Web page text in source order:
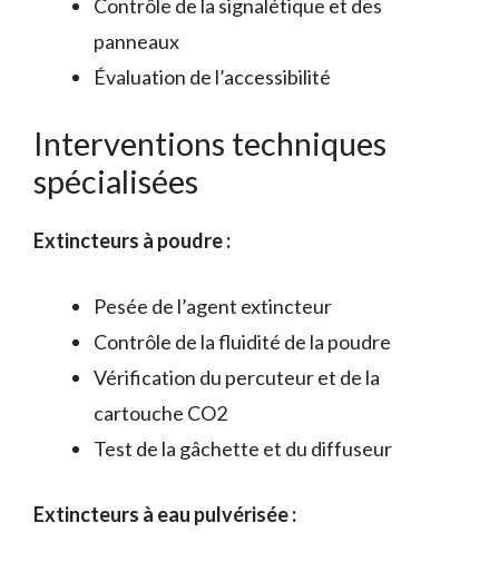
Contrôle de la signalétique et des
panneaux
Évaluation de l’accessibilité
Interventions techniques
spécialisées
Extincteurs à poudre :
Pesée de l’agent extincteur
Contrôle de la fluidité de la poudre
Vérification du percuteur et de la
cartouche CO2
Test de la gâchette et du diffuseur
Extincteurs à eau pulvérisée :